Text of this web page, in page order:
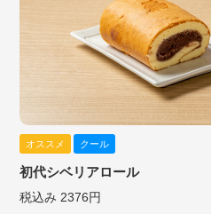
オススメ クール
初代シベリアロール
税込み 2376円